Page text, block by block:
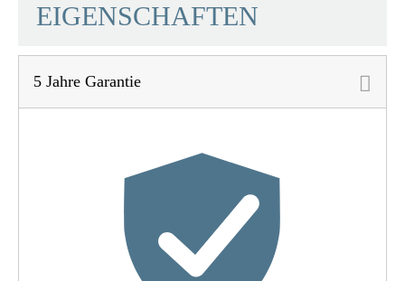
Material UBA Messing
Chrom
4,5 Kg
26,0 Cm
EIGENSCHAFTEN
5 Jahre Garantie